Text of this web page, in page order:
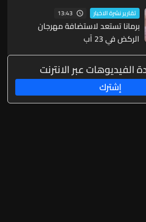
تقارير نشرة الاخبار 13:43
برمانا تستعد لاستضافة مهرجان
الركض في 23 آب
عبر الانترنت
إشترك